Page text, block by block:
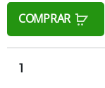
COMPRAR
1